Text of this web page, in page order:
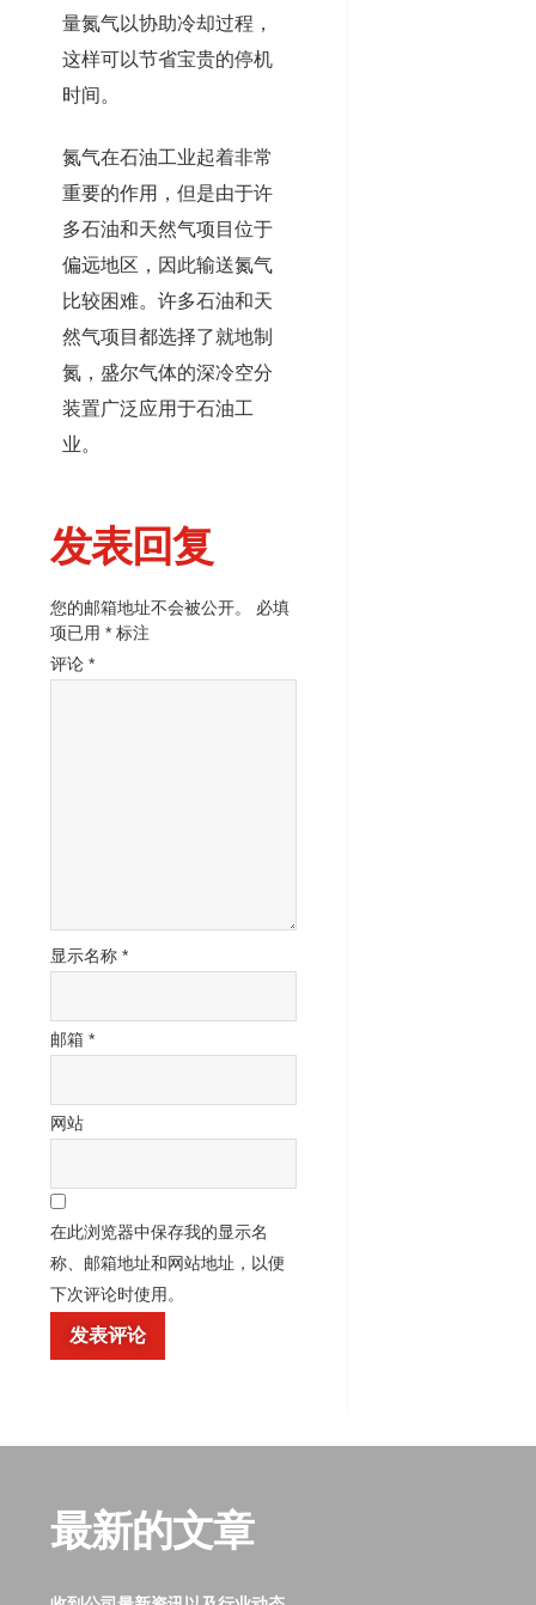
量氮气以协助冷却过程，
这样可以节省宝贵的停机
时间。
氮气在石油工业起着非常
重要的作用，但是由于许
多石油和天然气项目位于
偏远地区，因此输送氮气
比较困难。许多石油和天
然气项目都选择了就地制
氮，盛尔气体的深冷空分
装置广泛应用于石油工
业。
发表回复
您的邮箱地址不会被公开。
必填
项已用 * 标注
评论 *
显示名称 *
邮箱 *
网站
在此浏览器中保存我的显示名
称、邮箱地址和网站地址，以便
下次评论时使用。
最新的文章